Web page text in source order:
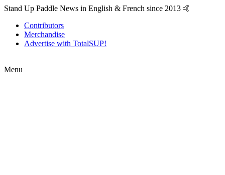
Stand Up Paddle News in English & French since 2013 🤙
Contributors
Merchandise
Advertise with TotalSUP!
Menu